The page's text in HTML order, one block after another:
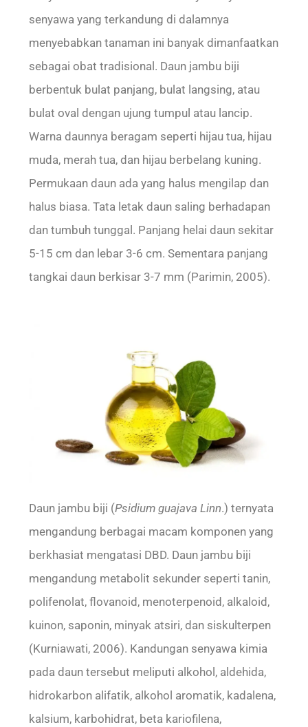
senyawa yang terkandung di dalamnya
menyebabkan tanaman ini banyak dimanfaatkan
sebagai obat tradisional. Daun jambu biji
berbentuk bulat panjang, bulat langsing, atau
bulat oval dengan ujung tumpul atau lancip.
Warna daunnya beragam seperti hijau tua, hijau
muda, merah tua, dan hijau berbelang kuning.
Permukaan daun ada yang halus mengilap dan
halus biasa. Tata letak daun saling berhadapan
dan tumbuh tunggal. Panjang helai daun sekitar
5-15 cm dan lebar 3-6 cm. Sementara panjang
tangkai daun berkisar 3-7 mm (Parimin, 2005).
Daun jambu biji (Psidium guajava Linn.) ternyata
mengandung berbagai macam komponen yang
berkhasiat mengatasi DBD. Daun jambu biji
mengandung metabolit sekunder seperti tanin,
polifenolat, flovanoid, menoterpenoid, alkaloid,
kuinon, saponin, minyak atsiri, dan siskulterpen
(Kurniawati, 2006). Kandungan senyawa kimia
pada daun tersebut meliputi alkohol, aldehida,
hidrokarbon alifatik, alkohol aromatik, kadalena,
kalsium, karbohidrat, beta kariofilena,